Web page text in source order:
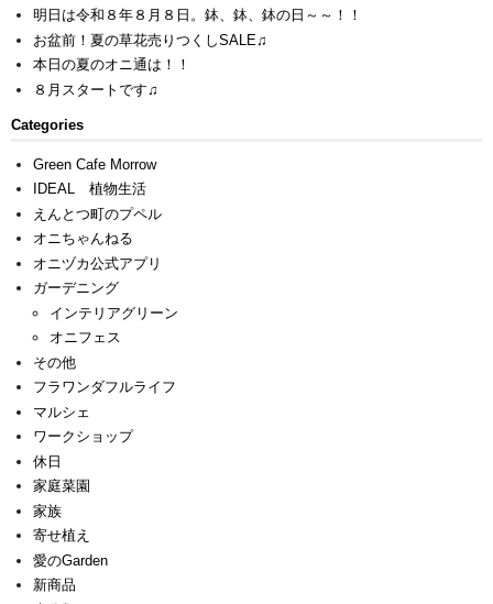
明日は令和８年８月８日。鉢、鉢、鉢の日～～！！
お盆前！夏の草花売りつくしSALE♫
本日の夏のオニ通は！！
８月スタートです♫
Categories
Green Cafe Morrow
IDEAL 植物生活
えんとつ町のプペル
オニちゃんねる
オニヅカ公式アプリ
ガーデニング
インテリアグリーン
オニフェス
その他
フラワンダフルライフ
マルシェ
ワークショップ
休日
家庭菜園
家族
寄せ植え
愛のGarden
新商品